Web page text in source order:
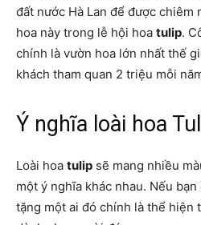
đất nước Hà Lan để được chiêm
hoa này trong lễ hội hoa tulip.
chính là vườn hoa lớn nhất thế
khách tham quan 2 triệu mỗi
Ý nghĩa loài hoa
Loài hoa tulip sẽ mang nhiều
một ý nghĩa khác nhau. Nếu
tặng một ai đó chính là thể hiện